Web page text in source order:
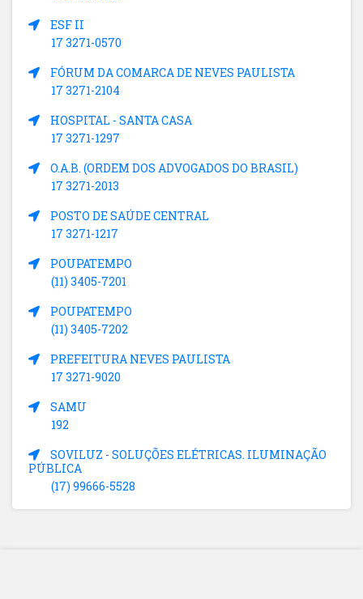
ESF II
17 3271-0570
FÓRUM DA COMARCA DE NEVES PAULISTA
17 3271-2104
HOSPITAL - SANTA CASA
17 3271-1297
O.A.B. (ORDEM DOS ADVOGADOS DO BRASIL)
17 3271-2013
POSTO DE SAÚDE CENTRAL
17 3271-1217
POUPATEMPO
(11) 3405-7201
POUPATEMPO
(11) 3405-7202
PREFEITURA NEVES PAULISTA
17 3271-9020
SAMU
192
SOVILUZ - SOLUÇÕES ELÉTRICAS. ILUMINAÇÃO
PÚBLICA
(17) 99666-5528